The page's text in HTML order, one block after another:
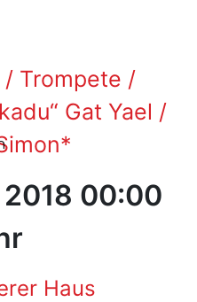
/ Trompete /
Gat Yael /
00:00
Haus